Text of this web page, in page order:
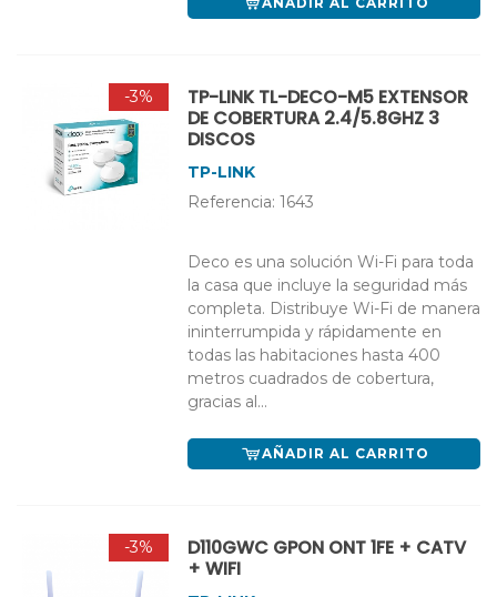
-3%
TP-LINK TL-DECO-M5 EXTENSOR
DE COBERTURA 2.4/5.8GHZ 3
DISCOS
TP-LINK
Referencia: 1643
Deco es una solución Wi-Fi para toda
la casa que incluye la seguridad más
completa. Distribuye Wi-Fi de manera
ininterrumpida y rápidamente en
todas las habitaciones hasta 400
metros cuadrados de cobertura,
gracias al...
AÑADIR AL CARRITO
-3%
D110GWC GPON ONT 1FE + CATV
+ WIFI